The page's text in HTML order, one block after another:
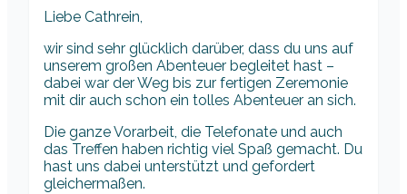
Liebe Cathrein,
wir sind sehr glücklich darüber, dass du uns auf
unserem großen Abenteuer begleitet hast –
dabei war der Weg bis zur fertigen Zeremonie
mit dir auch schon ein tolles Abenteuer an sich.
Die ganze Vorarbeit, die Telefonate und auch
das Treffen haben richtig viel Spaß gemacht. Du
hast uns dabei unterstützt und gefordert
gleichermaßen.